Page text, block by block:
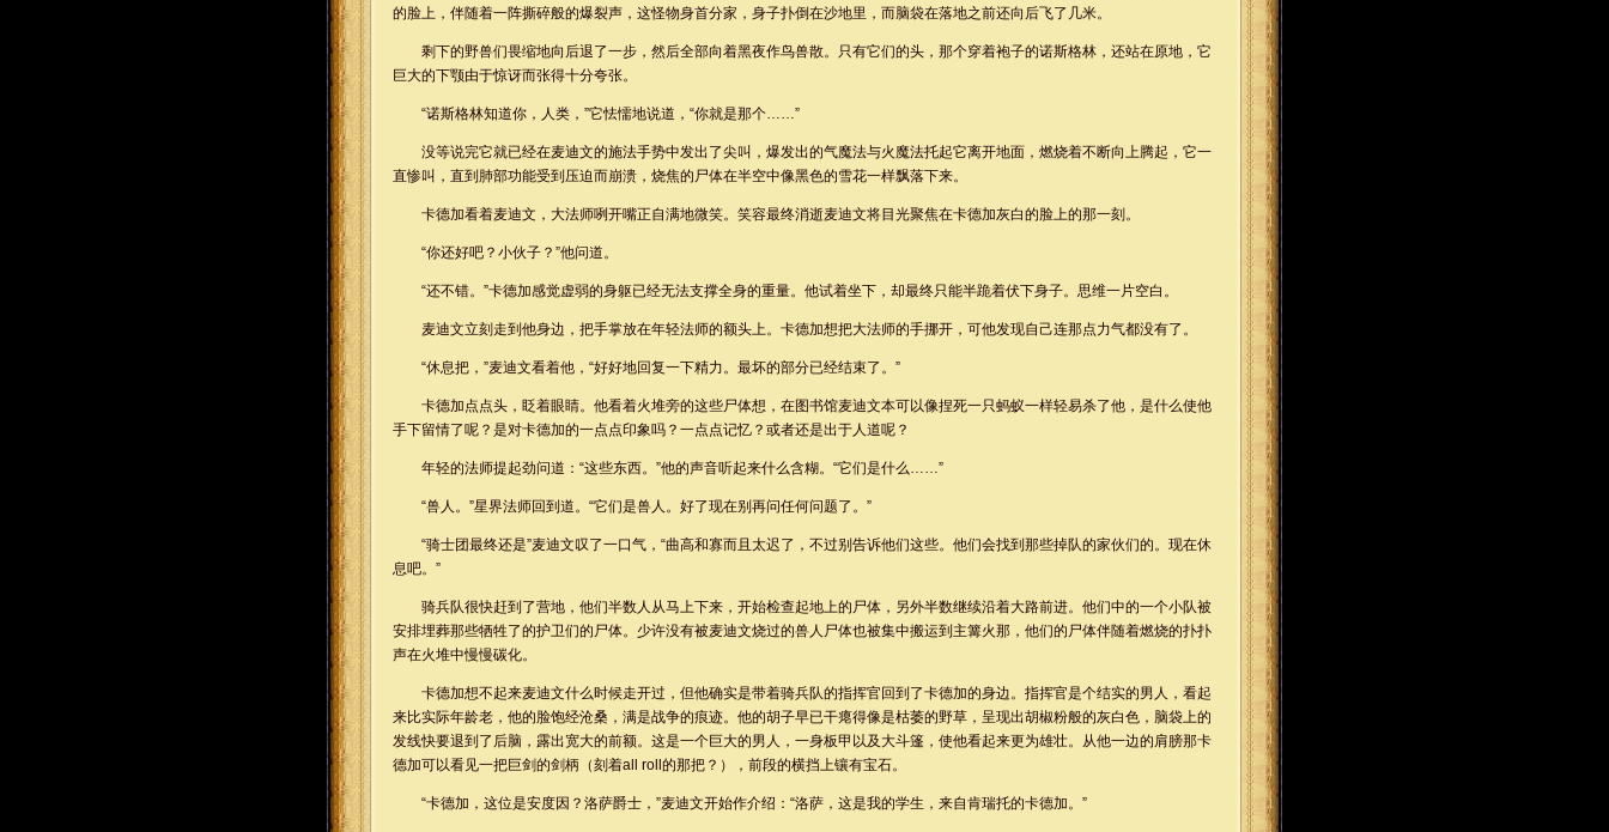
的脸上，伴随着一阵撕碎般的爆裂声，这怪物身首分家，身子扑倒在沙地里，而脑袋在落地之前还向后飞了几米。
剩下的野兽们畏缩地向后退了一步，然后全部向着黑夜作鸟兽散。只有它们的头，那个穿着袍子的诺斯格林，还站在原地，它
巨大的下颚由于惊讶而张得十分夸张。
“诺斯格林知道你，人类，”它怯懦地说道，“你就是那个……”
没等说完它就已经在麦迪文的施法手势中发出了尖叫，爆发出的气魔法与火魔法托起它离开地面，燃烧着不断向上腾起，它一
直惨叫，直到肺部功能受到压迫而崩溃，烧焦的尸体在半空中像黑色的雪花一样飘落下来。
卡德加看着麦迪文，大法师咧开嘴正自满地微笑。笑容最终消逝麦迪文将目光聚焦在卡德加灰白的脸上的那一刻。
“你还好吧？小伙子？”他问道。
“还不错。”卡德加感觉虚弱的身躯已经无法支撑全身的重量。他试着坐下，却最终只能半跪着伏下身子。思维一片空白。
麦迪文立刻走到他身边，把手掌放在年轻法师的额头上。卡德加想把大法师的手挪开，可他发现自己连那点力气都没有了。
“休息把，”麦迪文看着他，“好好地回复一下精力。最坏的部分已经结束了。”
卡德加点点头，眨着眼睛。他看着火堆旁的这些尸体想，在图书馆麦迪文本可以像捏死一只蚂蚁一样轻易杀了他，是什么使他
手下留情了呢？是对卡德加的一点点印象吗？一点点记忆？或者还是出于人道呢？
年轻的法师提起劲问道：“这些东西。”他的声音听起来什么含糊。“它们是什么……”
“兽人。”星界法师回到道。“它们是兽人。好了现在别再问任何问题了。”
“骑士团最终还是”麦迪文叹了一口气，“曲高和寡而且太迟了，不过别告诉他们这些。他们会找到那些掉队的家伙们的。现在休
息吧。”
骑兵队很快赶到了营地，他们半数人从马上下来，开始检查起地上的尸体，另外半数继续沿着大路前进。他们中的一个小队被
安排埋葬那些牺牲了的护卫们的尸体。少许没有被麦迪文烧过的兽人尸体也被集中搬运到主篝火那，他们的尸体伴随着燃烧的扑扑
声在火堆中慢慢碳化。
卡德加想不起来麦迪文什么时候走开过，但他确实是带着骑兵队的指挥官回到了卡德加的身边。指挥官是个结实的男人，看起
来比实际年龄老，他的脸饱经沧桑，满是战争的痕迹。他的胡子早已干瘪得像是枯萎的野草，呈现出胡椒粉般的灰白色，脑袋上的
发线快要退到了后脑，露出宽大的前额。这是一个巨大的男人，一身板甲以及大斗篷，使他看起来更为雄壮。从他一边的肩膀那卡
德加可以看见一把巨剑的剑柄（刻着all roll的那把？），前段的横挡上镶有宝石。
“卡德加，这位是安度因？洛萨爵士，”麦迪文开始作介绍：“洛萨，这是我的学生，来自肯瑞托的卡德加。”